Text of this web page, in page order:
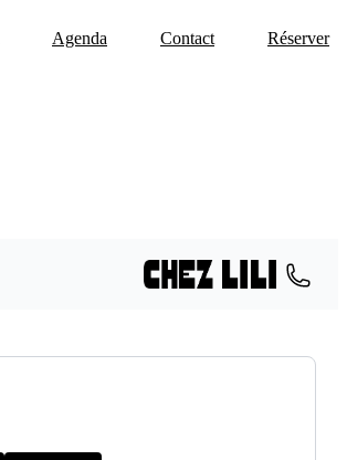
Agenda Contact Réserver